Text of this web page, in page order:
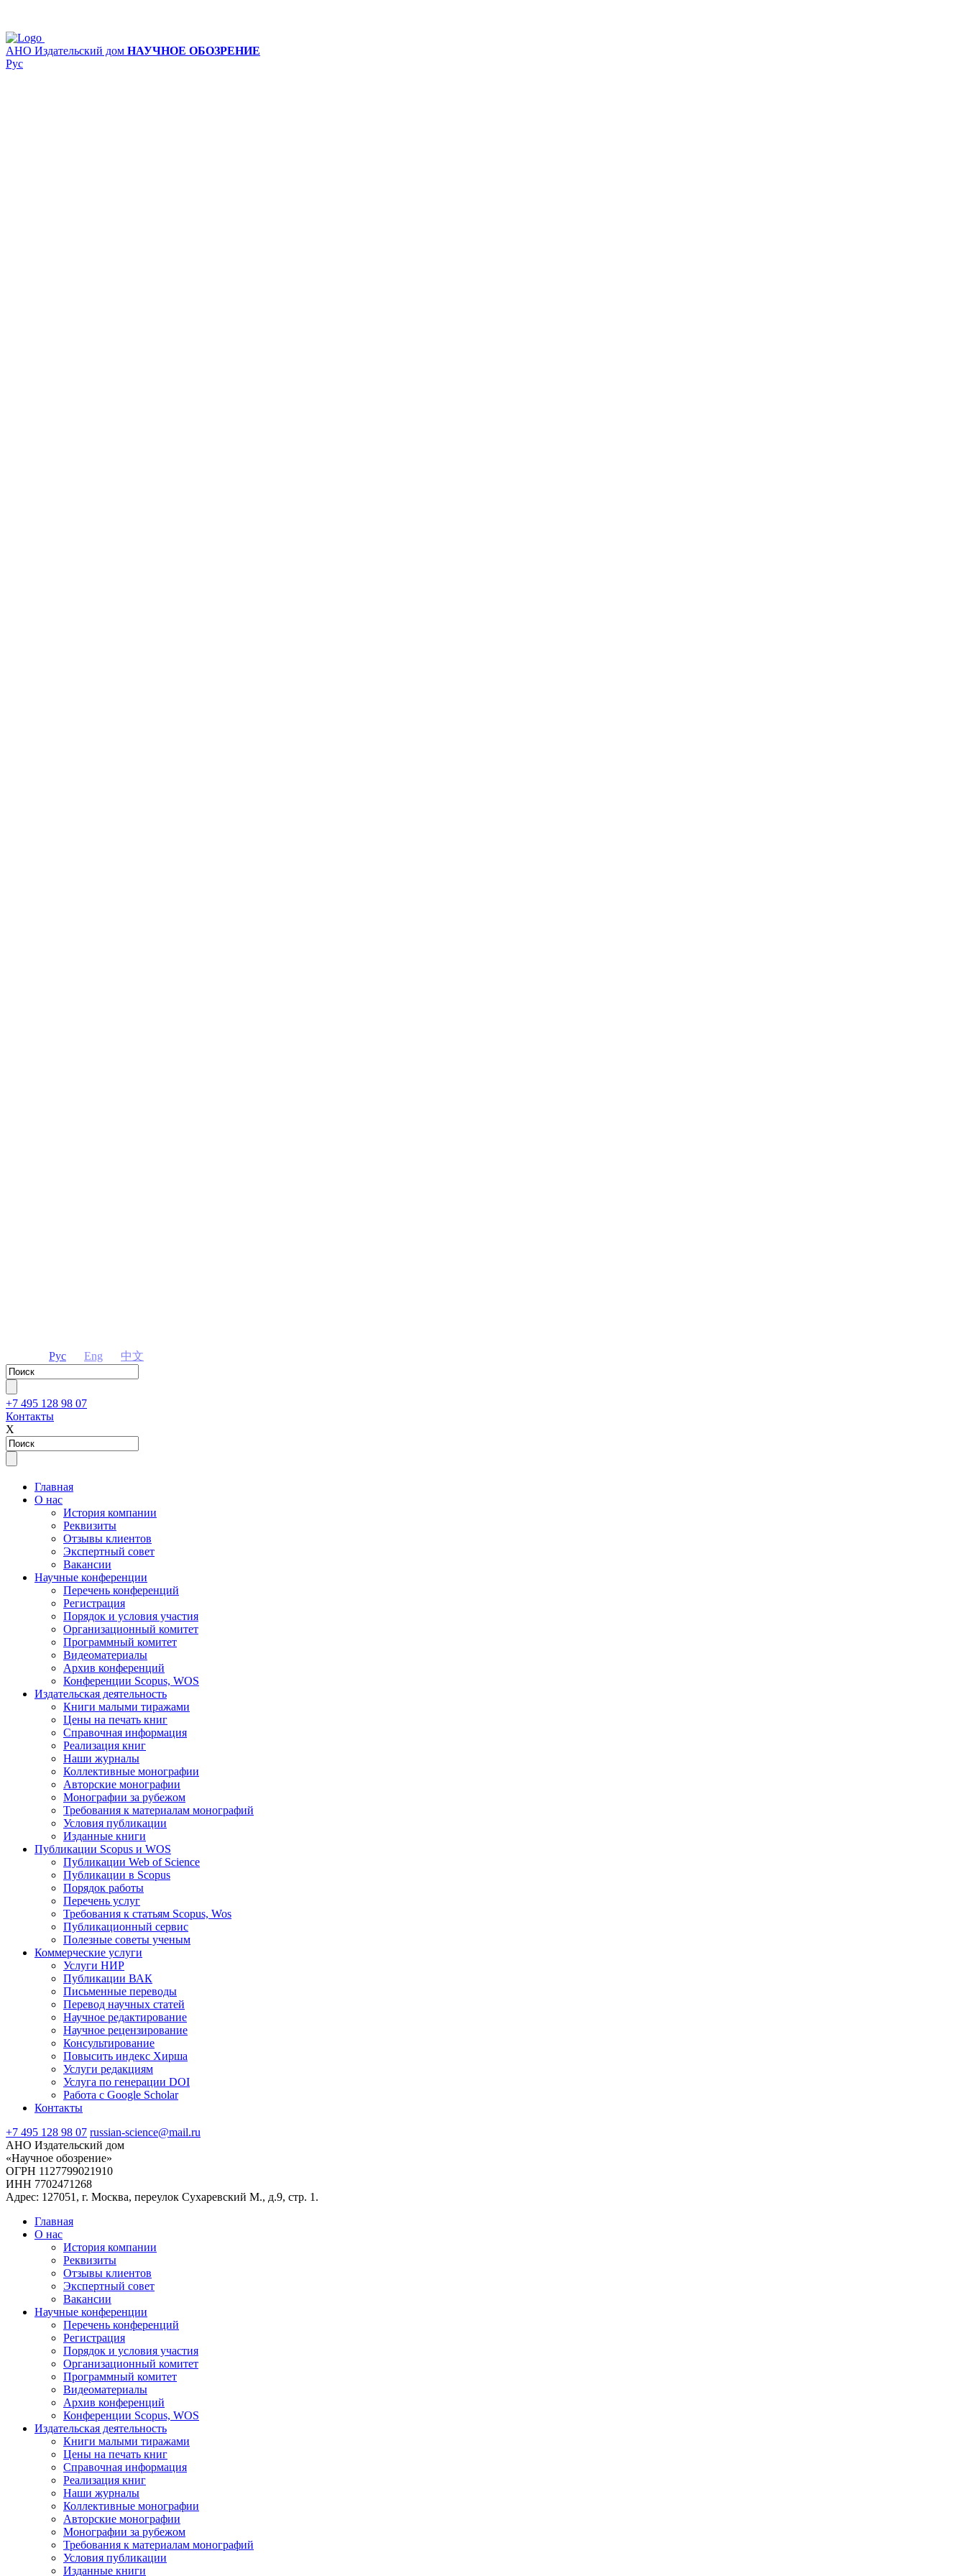
АНО Издательский дом НАУЧНОЕ ОБОЗРЕНИЕ
Рус
Рус Eng 中文
+7 495 128 98 07
Контакты
Х
Главная
О нас
История компании
Реквизиты
Отзывы клиентов
Экспертный совет
Вакансии
Научные конференции
Перечень конференций
Регистрация
Порядок и условия участия
Организационный комитет
Программный комитет
Видеоматериалы
Архив конференций
Конференции Scopus, WOS
Издательская деятельность
Книги малыми тиражами
Цены на печать книг
Справочная информация
Реализация книг
Наши журналы
Коллективные монографии
Авторские монографии
Монографии за рубежом
Требования к материалам монографий
Условия публикации
Изданные книги
Публикации Scopus и WOS
Публикации Web of Science
Публикации в Scopus
Порядок работы
Перечень услуг
Требования к статьям Scopus, Wos
Публикационный сервис
Полезные советы ученым
Коммерческие услуги
Услуги НИР
Публикации ВАК
Письменные переводы
Перевод научных статей
Научное редактирование
Научное рецензирование
Консультирование
Повысить индекс Хирша
Услуги редакциям
Услуга по генерации DOI
Работа с Google Scholar
Контакты
+7 495 128 98 07 russian-science@mail.ru
АНО Издательский дом
«Научное обозрение»
ОГРН 1127799021910
ИНН 7702471268
Адрес: 127051, г. Москва, переулок Сухаревский М., д.9, стр. 1.
Главная
О нас
История компании
Реквизиты
Отзывы клиентов
Экспертный совет
Вакансии
Научные конференции
Перечень конференций
Регистрация
Порядок и условия участия
Организационный комитет
Программный комитет
Видеоматериалы
Архив конференций
Конференции Scopus, WOS
Издательская деятельность
Книги малыми тиражами
Цены на печать книг
Справочная информация
Реализация книг
Наши журналы
Коллективные монографии
Авторские монографии
Монографии за рубежом
Требования к материалам монографий
Условия публикации
Изданные книги